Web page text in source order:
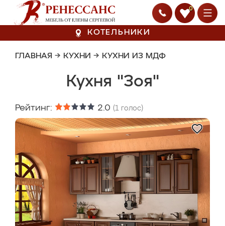
0
КОТЕЛЬНИКИ
ГЛАВНАЯ → КУХНИ → КУХНИ ИЗ МДФ
Кухня "Зоя"
Рейтинг: 2.0 (1 голос)